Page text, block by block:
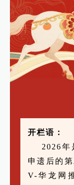
开栏语：
2026年
申遗后的
V-华龙网